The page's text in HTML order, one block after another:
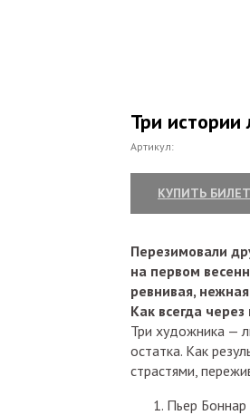
Три истории
Артикул:
КУПИТЬ БИЛЕТ
Перезимовали
на первом
ревнивая,
Как всегда
Три художника —
остатка. Как
страстями,
Пьер